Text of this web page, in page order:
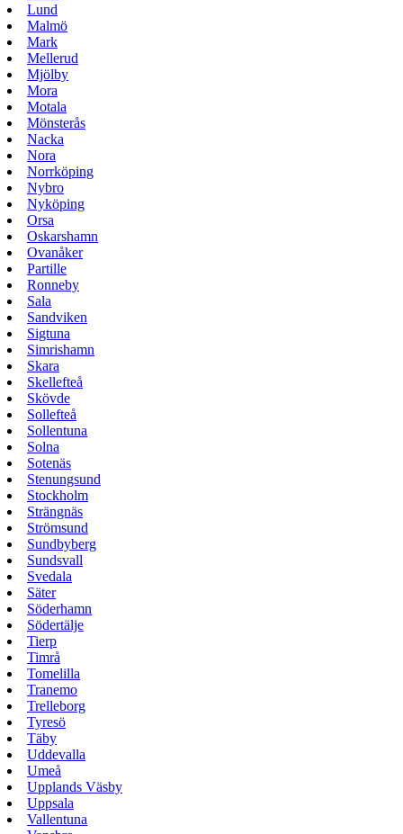
Lund
Malmö
Mark
Mellerud
Mjölby
Mora
Motala
Mönsterås
Nacka
Nora
Norrköping
Nybro
Nyköping
Orsa
Oskarshamn
Ovanåker
Partille
Ronneby
Sala
Sandviken
Sigtuna
Simrishamn
Skara
Skellefteå
Skövde
Sollefteå
Sollentuna
Solna
Sotenäs
Stenungsund
Stockholm
Strängnäs
Strömsund
Sundbyberg
Sundsvall
Svedala
Säter
Söderhamn
Södertälje
Tierp
Timrå
Tomelilla
Tranemo
Trelleborg
Tyresö
Täby
Uddevalla
Umeå
Upplands Väsby
Uppsala
Vallentuna